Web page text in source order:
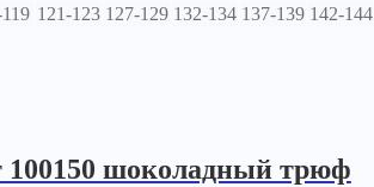
121-123 127-129 132-134 137-139 142-144
100150 шоколадный трюф